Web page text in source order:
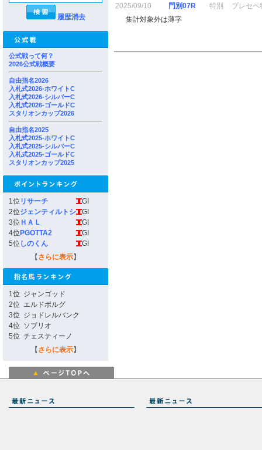
履歴消去
公式戦って何？
2026公式戦概要
自由指名2026
入札式2026-ホワイトC
入札式2026-シルバーC
入札式2026-ゴールドC
スタリオンカップ2026
自由指名2025
入札式2025-ホワイトC
入札式2025-シルバーC
入札式2025-ゴールドC
スタリオンカップ2025
1位 リサーチ
GI
2位ジェンティルトシ
GI
3位 ＨＡＬ
GI
4位 PGOTTA2
GI
5位 しのくん
GI
【 さらに表示】
1位 ジャンゴッド
2位 エルドボルグ
3位 ジョドレルバンク
4位 ソブリオ
5位 チェスティーノ
【 さらに表示】
2025/09/10
門別07R 特別
プレセペ
集計対象外は薄字